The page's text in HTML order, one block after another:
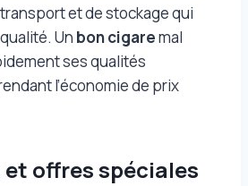
et de stockage qui
Un bon cigaremal
ses qualités
l’économie de prix
offres spéciales